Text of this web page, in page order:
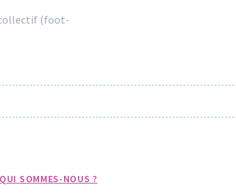
collectif (foot-
QUI SOMMES-NOUS ?